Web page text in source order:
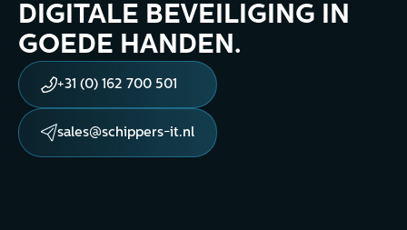
DIGITALE BEVEILIGING IN
GOEDE HANDEN.
+31 (0) 162 700 501
sales@schippers-it.nl